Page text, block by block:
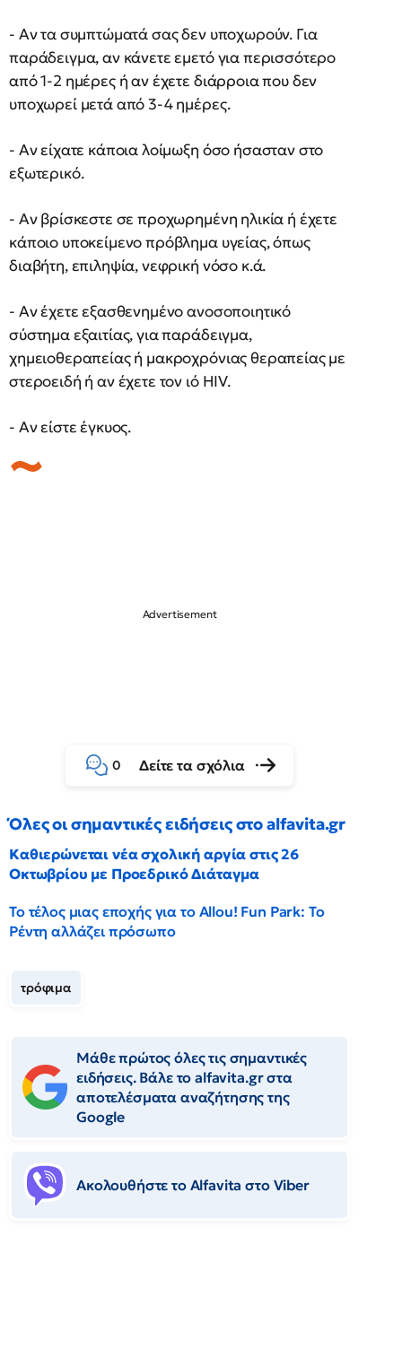
- Αν τα συμπτώματά σας δεν υποχωρούν. Για
παράδειγμα, αν κάνετε εμετό για περισσότερο
από 1-2 ημέρες ή αν έχετε διάρροια που δεν
υποχωρεί μετά από 3-4 ημέρες.
- Αν είχατε κάποια λοίμωξη όσο ήσασταν στο
εξωτερικό.
- Αν βρίσκεστε σε προχωρημένη ηλικία ή έχετε
κάποιο υποκείμενο πρόβλημα υγείας, όπως
διαβήτη, επιληψία, νεφρική νόσο κ.ά.
- Αν έχετε εξασθενημένο ανοσοποιητικό
σύστημα εξαιτίας, για παράδειγμα,
χημειοθεραπείας ή μακροχρόνιας θεραπείας με
στεροειδή ή αν έχετε τον ιό HIV.
- Αν είστε έγκυος.
0 Δείτε τα σχόλια
Όλες οι σημαντικές ειδήσεις στο alfavita.gr
Καθιερώνεται νέα σχολική αργία στις 26
Οκτωβρίου με Προεδρικό Διάταγμα
Το τέλος μιας εποχής για το Allou! Fun Park: Το
Ρέντη αλλάζει πρόσωπο
τρόφιμα
Μάθε πρώτος όλες τις σημαντικές
ειδήσεις. Βάλε το alfavita.gr στα
αποτελέσματα αναζήτησης της
Google
Ακολουθήστε το Αlfavita στο Viber